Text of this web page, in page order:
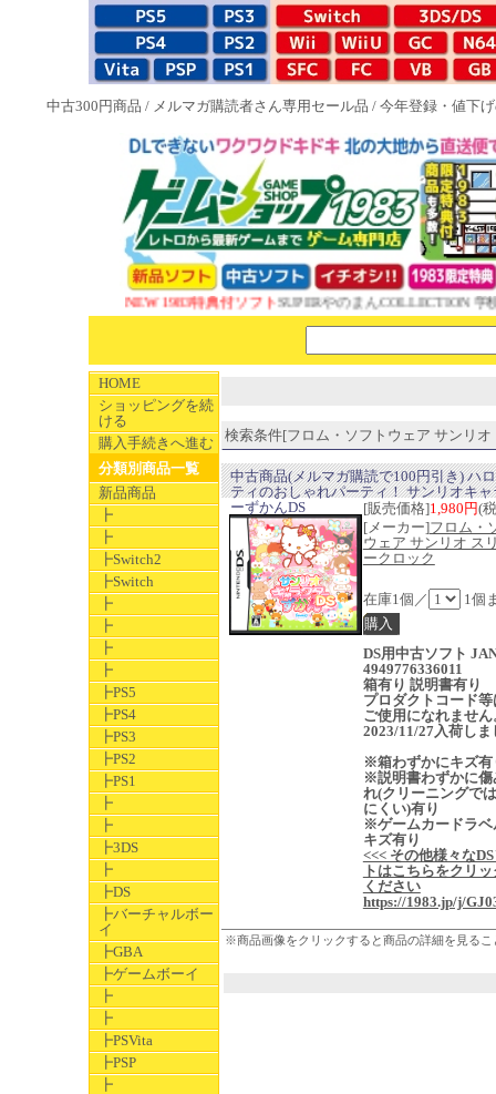
中古300円商品 / メルマガ購読者さん専用セール品 / 今年登録・値下
NEW 1983特典付ソフトSUPERやのまんCOLLECTION 学校で
HOME
ショッピングを続
ける
購入手続きへ進む
分類別商品一覧
新品商品
┣
┣
┣Switch2
┣Switch
┣
┣
┣
┣
┣PS5
┣PS4
┣PS3
┣PS2
┣PS1
┣
┣
┣3DS
┣
┣DS
┣バーチャルボー
イ
┣GBA
┣ゲームボーイ
┣
┣
┣PSVita
┣PSP
┣
検索条件[フロム・ソフトウェア サンリ
中古商品(メルマガ購読で100円引き) ハ
ティのおしゃれパーティ！ サンリオキ
ーずかんDS
[販売価格]1,980円(
[メーカー]フロム・
ウェア サンリオ ス
ークロック
在庫1個／ 1個
DS用中古ソフト
4949776336011
箱有り 説明書有り
プロダクトコード
ご使用になれません
2023/11/27入荷しま
※箱わずかにキズ有
※説明書わずかに傷
れ(クリーニングで
にくい)有り
※ゲームカードラベ
キズ有り
<<< その他様々な
トはこちらをクリ
ください
https://1983.jp/j/
※商品画像をクリックすると商品の詳細を見るこ